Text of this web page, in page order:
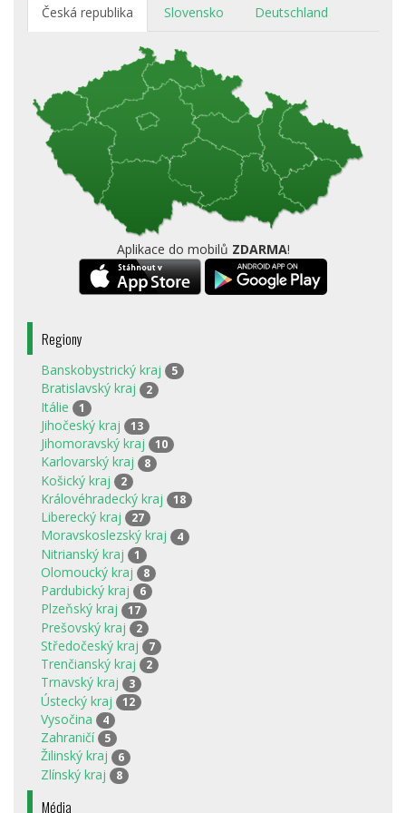
Česká republika Slovensko Deutschland
Aplikace do mobilů ZDARMA!
Regiony
Banskobystrický kraj 5
Bratislavský kraj 2
Itálie 1
Jihočeský kraj 13
Jihomoravský kraj 10
Karlovarský kraj 8
Košický kraj 2
Královéhradecký kraj 18
Liberecký kraj 27
Moravskoslezský kraj 4
Nitrianský kraj 1
Olomoucký kraj 8
Pardubický kraj 6
Plzeňský kraj 17
Prešovský kraj 2
Středočeský kraj 7
Trenčianský kraj 2
Trnavský kraj 3
Ústecký kraj 12
Vysočina 4
Zahraničí 5
Žilinský kraj 6
Zlínský kraj 8
Média